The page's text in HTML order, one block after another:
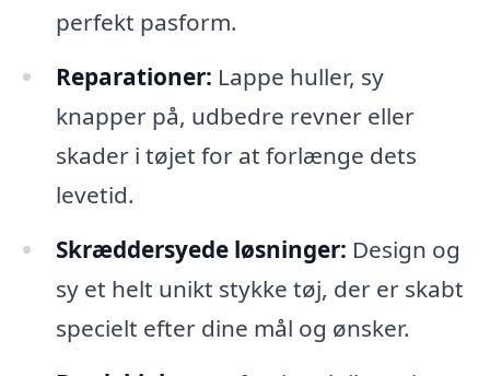
perfekt pasform.
Reparationer: Lappe huller, sy
knapper på, udbedre revner eller
skader i tøjet for at forlænge dets
levetid.
Skræddersyede løsninger: Design og
sy et helt unikt stykke tøj, der er skabt
specielt efter dine mål og ønsker.